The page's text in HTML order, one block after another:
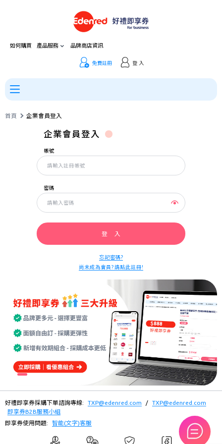
如何購買 產品服務 品牌商店資訊
免費註冊 登 入
首頁 企業會員登入
企業會員登入
帳號
密碼
登 入
忘記密碼?
尚未成為會員? 請點此註冊!
好禮即享券採購下單諮詢專線: TXP@edenred.com /
TXP@edenred.com
即享券B2B服務小組
即享券使用問題:
智能(文字)客服